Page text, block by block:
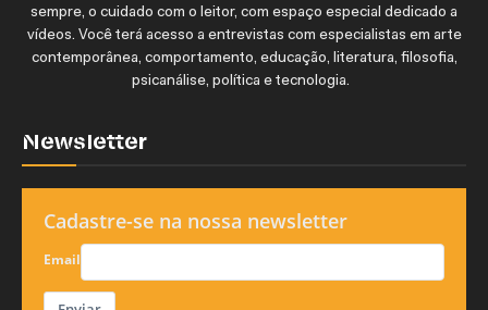
sempre, o cuidado com o leitor, com espaço especial dedicado a
vídeos. Você terá acesso a entrevistas com especialistas em arte
contemporânea, comportamento, educação, literatura, filosofia,
psicanálise, política e tecnologia.
Newsletter
Cadastre-se na nossa newsletter
Email